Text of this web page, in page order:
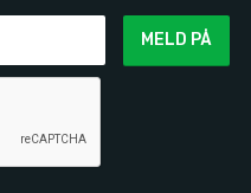
MELD PÅ